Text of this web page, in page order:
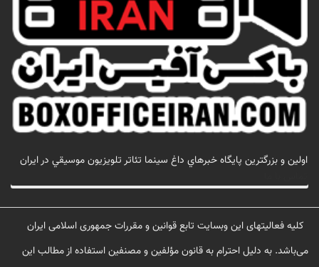
اولين و بزرگترين پايگاه خبرهاي داغ سينما تئاتر تلويزيون موسيقي در ايران
کلیه فعالیتهای این وبسایت تابع قوانین و مقررات جمهوری اسلامی ایران
می‌باشد. به دلیل احترام به قانون مؤلفین و مصنفین استفاده از مطالب این